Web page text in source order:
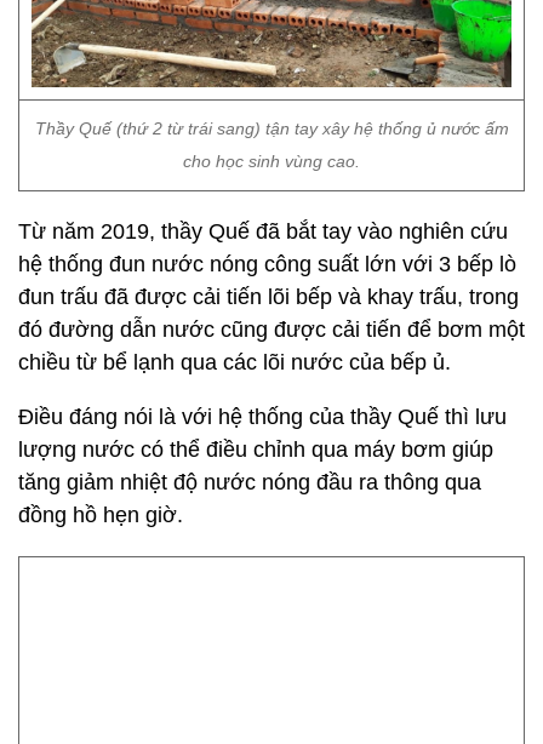
Thầy Quế (thứ 2 từ trái sang) tận tay xây hệ thống ủ nước ấm
cho học sinh vùng cao.
Từ năm 2019, thầy Quế đã bắt tay vào nghiên cứu
hệ thống đun nước nóng công suất lớn với 3 bếp lò
đun trấu đã được cải tiến lõi bếp và khay trấu, trong
đó đường dẫn nước cũng được cải tiến để bơm một
chiều từ bể lạnh qua các lõi nước của bếp ủ.
Điều đáng nói là với hệ thống của thầy Quế thì lưu
lượng nước có thể điều chỉnh qua máy bơm giúp
tăng giảm nhiệt độ nước nóng đầu ra thông qua
đồng hồ hẹn giờ.